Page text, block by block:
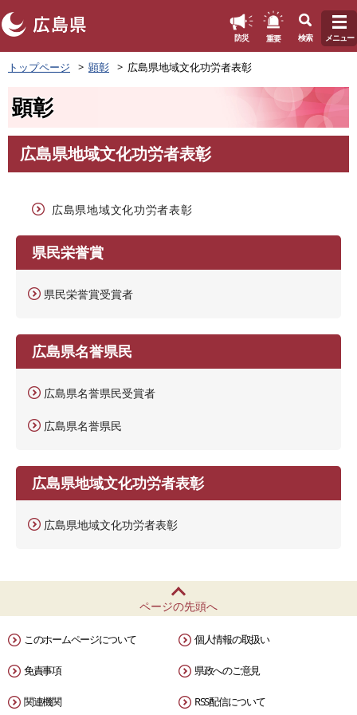
ペ
ー
頭
す
防災 重要 検索 メニュー
トップページ 顕彰 広島県地域文化功労者表彰
顕彰
文
広島県地域文化功労者表彰
広島県地域文化功労者表彰
県民栄誉賞
県民栄誉賞受賞者
広島県名誉県民
広島県名誉県民受賞者
広島県名誉県民
広島県地域文化功労者表彰
広島県地域文化功労者表彰
ページの先頭へ
このホームページについて 個人情報の取扱い
免責事項 県政へのご意見
関連機関 RSS配信について